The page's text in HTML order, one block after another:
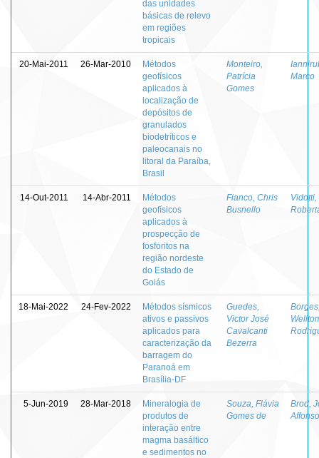
das unidades
básicas de relevo
em regiões
tropicais
20-Mai-2011 26-Mar-2010
Métodos
geofísicos
aplicados à
localização de
depósitos de
granulados
biodetríticos e
paleocanais no
litoral da Paraíba,
Brasil
Monteiro,
Patrícia
Gomes
Marco
14-Out-2011 14-Abr-2011
Métodos
geofísicos
aplicados à
prospecção de
fosforitos na
região nordeste
do Estado de
Goiás
Fianco, Chris
Busnello
Vidotti,
18-Mai-2022 24-Fev-2022
Métodos sísmicos
ativos e passivos
aplicados para
caracterização da
barragem do
Paranoá em
Brasília-DF
Guedes,
Victor José
Cavalcanti
Bezerra
5-Jun-2019 28-Mar-2018
Mineralogia de
produtos de
interação entre
magma basáltico
e sedimentos no
Souza, Flávia
Gomes de
Brod,
Affonso